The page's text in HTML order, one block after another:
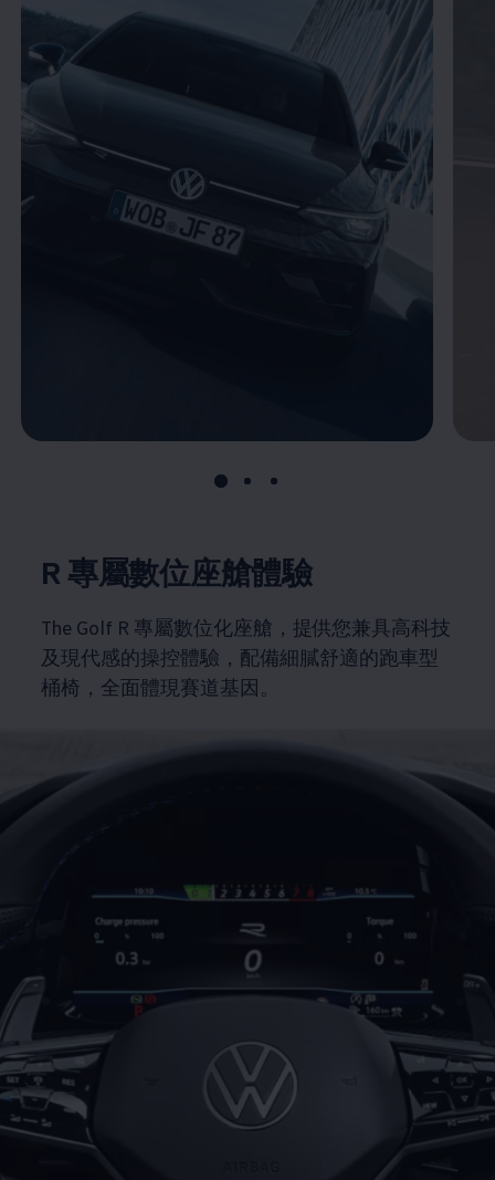
R 專屬數位座艙體驗
The Golf R 專屬數位化座艙，提供您兼具高科技
及現代感的操控體驗，配備細膩舒適的跑車型
桶椅，全面體現賽道基因。